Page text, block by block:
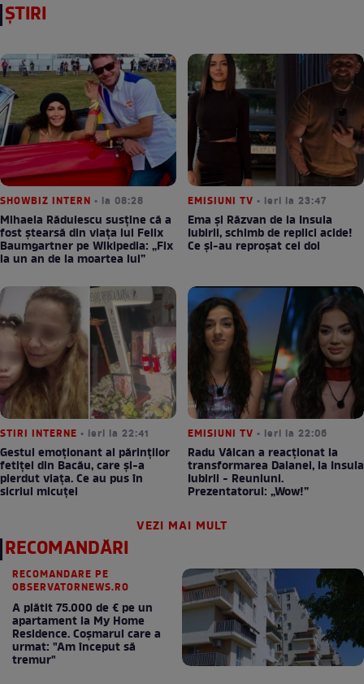
ȘTIRI
SHOWBIZ INTERN • la 08:28
Mihaela Rădulescu susține că a
fost ștearsă din viața lui Felix
Baumgartner pe Wikipedia: „Fix
la un an de la moartea lui”
EMISIUNI TV • ieri la 23:47
Ema și Răzvan de la Insula
Iubirii, schimb de replici acide!
Ce și-au reproșat cei doi
STIRI INTERNE • ieri la 22:41
Gestul emoționant al părinților
fetiței din Bacău, care și-a
pierdut viața. Ce au pus în
sicriul micuței
EMISIUNI TV • ieri la 22:06
Radu Vâlcan a reacționat la
transformarea Daianei, la Insula
Iubirii - Reuniuni.
Prezentatorul: „Wow!”
VEZI MAI MULT
RECOMANDĂRI
RECOMANDARE PE
OBSERVATORNEWS.RO
A plătit 75.000 de € pe un
apartament la My Home
Residence. Coşmarul care a
urmat: "Am început să
tremur"